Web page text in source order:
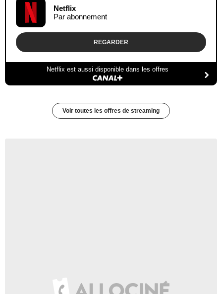
Netflix
Par abonnement
REGARDER
Netflix est aussi disponible dans les offres
Voir toutes les offres de streaming